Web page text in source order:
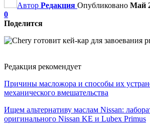
Автор Редакция Опубликовано Май
0
Поделится
Редакция рекомендует
Причины масложора и способы их
механического вмешательства
Ищем альтернативу маслам Nissan:
оригинального Nissan KE и Lubex Primus